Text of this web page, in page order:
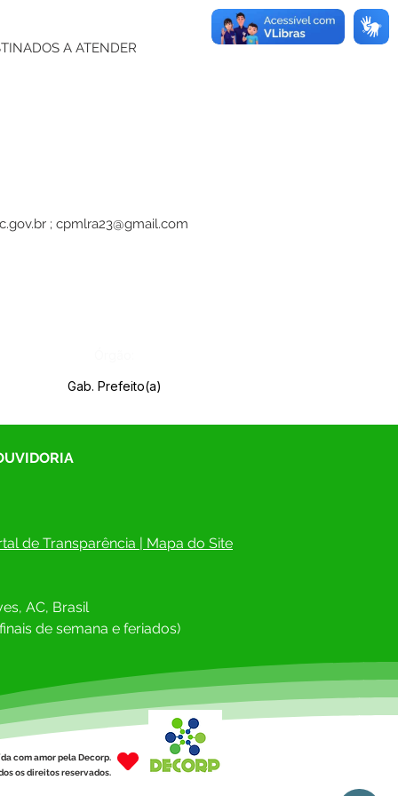
A ATENDER
; cpmlra23@gmail.com
Gab. Prefeito(a)
de Transparência | Mapa do Site
AC, Brasil
de semana e feriados)
com amor pela Decorp.
os direitos reservados.